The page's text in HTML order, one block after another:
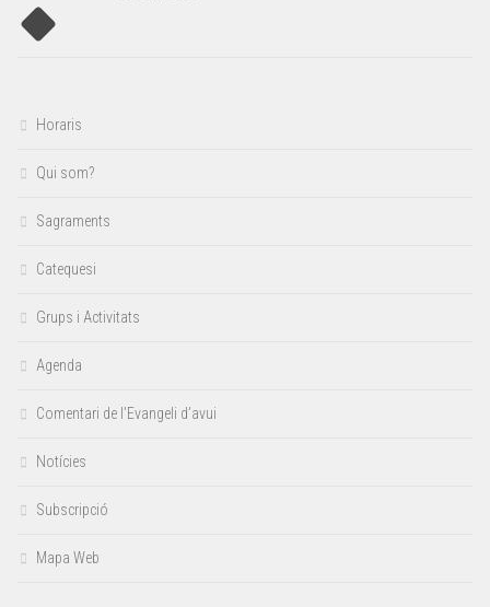
Horaris
Qui som?
Sagraments
Catequesi
Grups i Activitats
Agenda
Comentari de l’Evangeli d’avui
Notícies
Subscripció
Mapa Web